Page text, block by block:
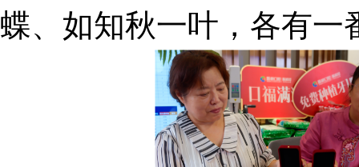
蝶、如知秋一叶，各有一